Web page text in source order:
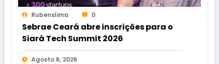
Rubenslima 0
Sebrae Ceará abre inscrições para o
Siará Tech Summit 2026
Agosto 8, 2026